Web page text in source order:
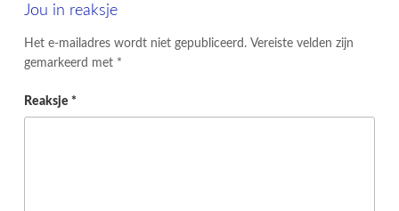
Jou in reaksje
Het e-mailadres wordt niet gepubliceerd. Vereiste velden zijn
gemarkeerd met *
Reaksje *